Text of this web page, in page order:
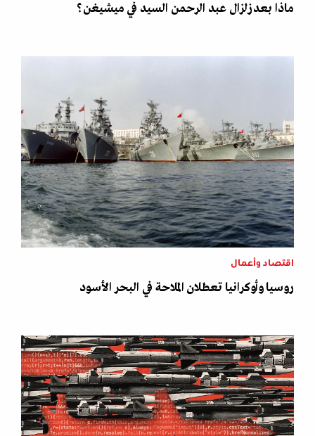
ماذا بعد زلزال عبد الرحمن السيد في ميشيغن؟
اقتصاد وأعمال
روسيا وأوكرانيا تعطلان الملاحة في البحر الأسود